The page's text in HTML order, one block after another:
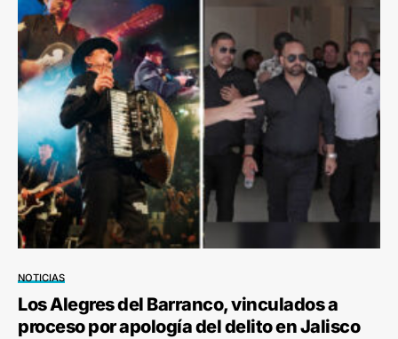
NOTICIAS
Los Alegres del Barranco, vinculados a
proceso por apología del delito en Jalisco